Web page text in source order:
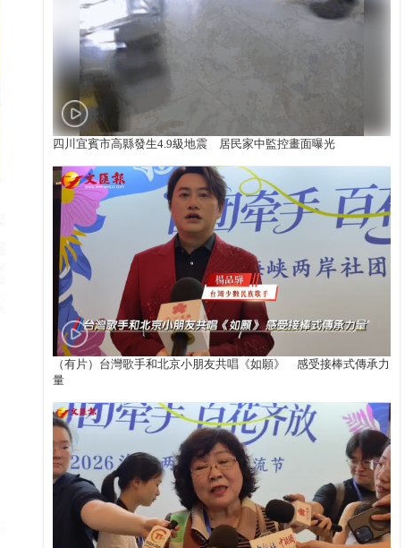
四川宜賓市高縣發生4.9級地震 居民家中監控畫面曝光
（有片）台灣歌手和北京小朋友共唱《如願》 感受接棒式傳承力
量